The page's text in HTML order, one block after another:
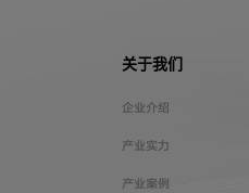
关于我们
企业介绍
产业实力
产业案例